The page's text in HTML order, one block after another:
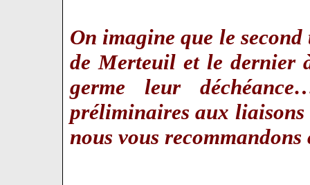
On imagine que le
de Merteuil et le dernier
germe leur
préliminaires aux liaisons
nous vous